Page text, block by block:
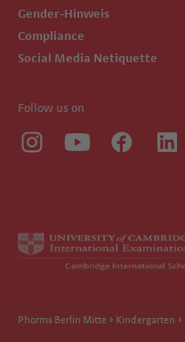
Gender-Hinweis
Compliance
Social Media Netiquette
Follow us on
Phorms Berlin Mitte Kindergarten